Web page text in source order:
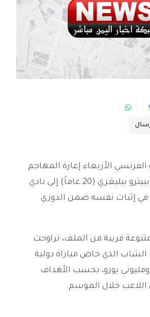
الفرنسي الأربعاء إعارة المهاجم
الإيطالي الشاب بييترو بيليغري (20 عاماً) إلى نادي
في إثبات نفسه ضمن الدوري
قريبة من الملف، تراوحت
الذي خاض مباراة دولية
يورو، بحسب الأهداف
خلال الموسم.